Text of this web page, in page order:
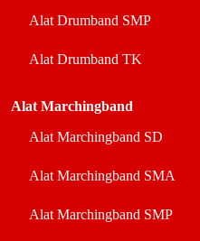
Alat Drumband SMP
Alat Drumband TK
Alat Marchingband
Alat Marchingband SD
Alat Marchingband SMA
Alat Marchingband SMP